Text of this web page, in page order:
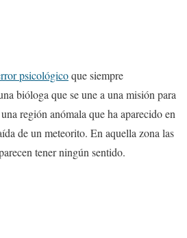
psicológicoque siempre
bióloga que se une a una misión para
región anómala que ha aparecido en
de un meteorito. En aquella zona las
tener ningún sentido.